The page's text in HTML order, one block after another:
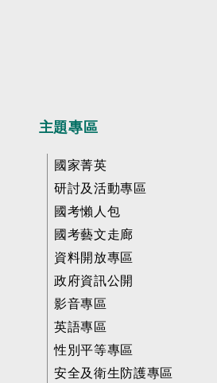
主題專區
國家菁英
研討及活動專區
國考懶人包
國考藝文走廊
資料開放專區
政府資訊公開
影音專區
英語專區
性別平等專區
安全及衛生防護專區